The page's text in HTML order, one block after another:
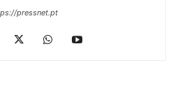
pressnet.pt